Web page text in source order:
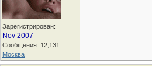
Зарегистрирован:
Nov 2007
Сообщения: 12,131
Москва